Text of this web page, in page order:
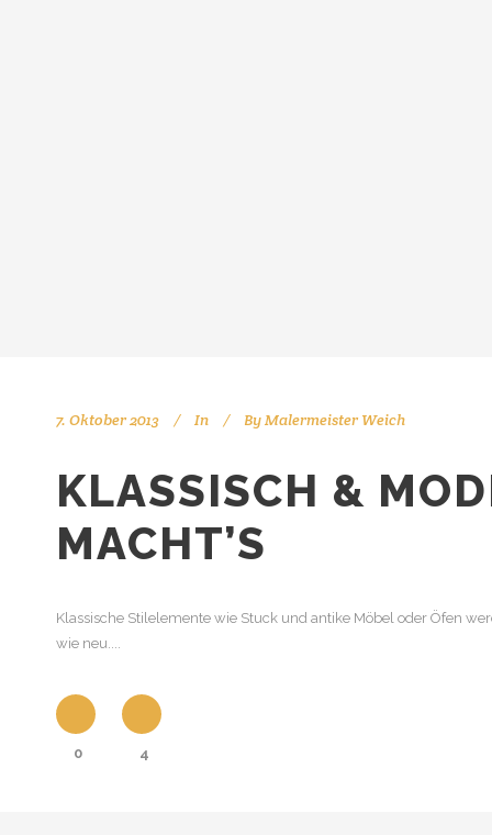
7. Oktober 2013 In ByMalermeister Weich
KLASSISCH &
MACHT’S
Klassische Stilelemente wie Stuck und antike Möbel oder Öfen
wie neu....
0 4